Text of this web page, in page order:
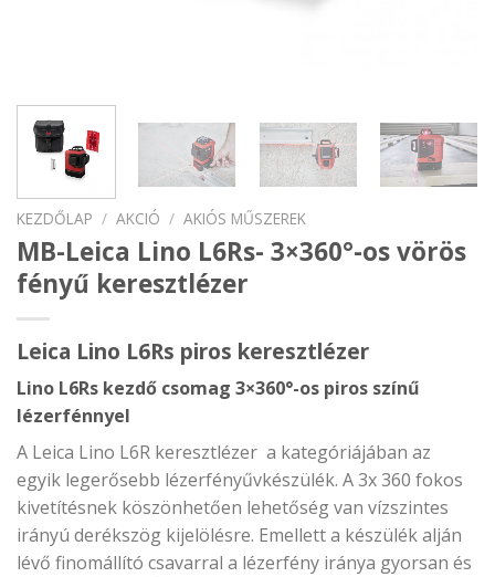
KEZDŐLAP / AKCIÓ / AKIÓS MŰSZEREK
MB-Leica Lino L6Rs- 3×360°-os vörös
fényű keresztlézer
Leica Lino L6Rs piros keresztlézer
Lino L6Rs kezdő csomag 3×360°-os piros színű
lézerfénnyel
A Leica Lino L6R keresztlézer a kategóriájában az
egyik legerősebb lézerfényűvkészülék. A 3x 360 fokos
kivetítésnek köszönhetően lehetőség van vízszintes
irányú derékszög kijelölésre. Emellett a készülék alján
lévő finomállító csavarral a lézerfény iránya gyorsan és